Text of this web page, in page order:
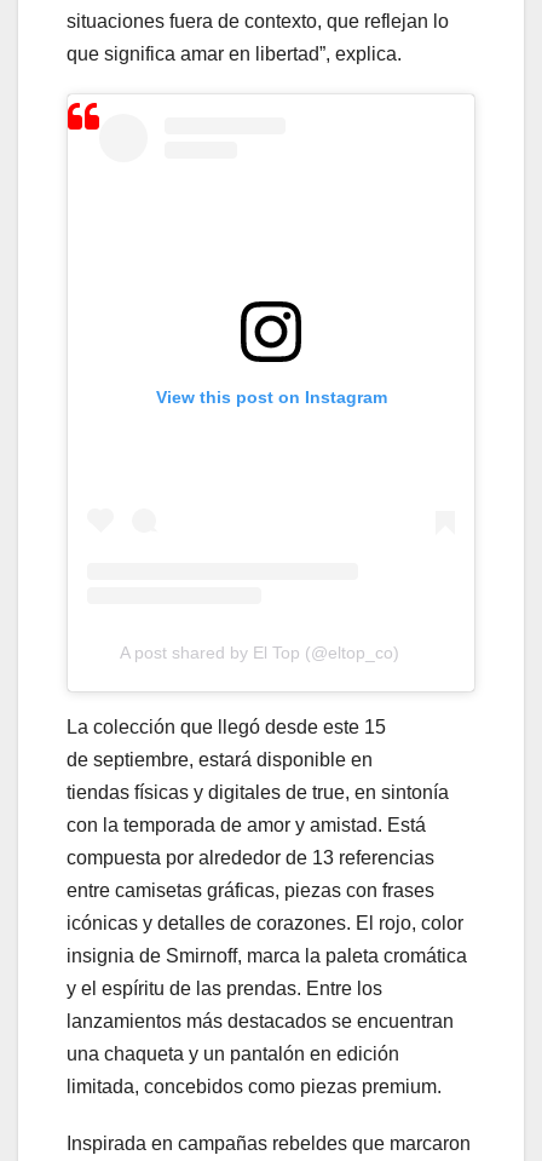
situaciones fuera de contexto, que reflejan lo
que significa amar en libertad”, explica.
View this post on Instagram
A post shared by El Top (@eltop_co)
La colección que llegó desde este 15
de septiembre, estará disponible en
tiendas físicas y digitales de true, en sintonía
con la temporada de amor y amistad. Está
compuesta por alrededor de 13 referencias
entre camisetas gráficas, piezas con frases
icónicas y detalles de corazones. El rojo, color
insignia de Smirnoff, marca la paleta cromática
y el espíritu de las prendas. Entre los
lanzamientos más destacados se encuentran
una chaqueta y un pantalón en edición
limitada, concebidos como piezas premium.
Inspirada en campañas rebeldes que marcaron